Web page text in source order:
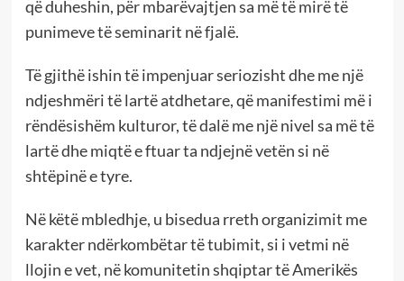
që duheshin, për mbarëvajtjen sa më të mirë të
punimeve të seminarit në fjalë.
Të gjithë ishin të impenjuar seriozisht dhe me një
ndjeshmëri të lartë atdhetare, që manifestimi më i
rëndësishëm kulturor, të dalë me një nivel sa më të
lartë dhe miqtë e ftuar ta ndjejnë vetën si në
shtëpinë e tyre.
Në këtë mbledhje, u bisedua rreth organizimit me
karakter ndërkombëtar të tubimit, si i vetmi në
llojin e vet, në komunitetin shqiptar të Amerikës